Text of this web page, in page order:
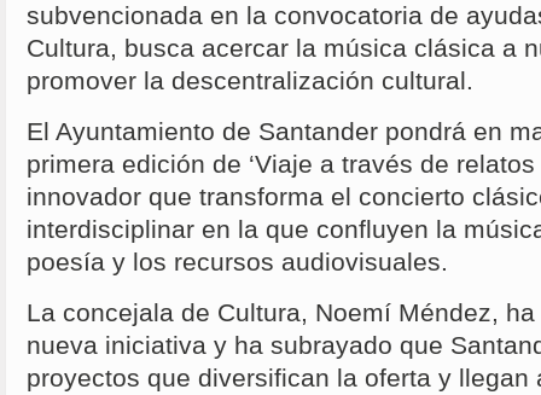
subvencionada en la convocatoria de
Cultura, busca acercar la música clásica a
promover la descentralización cultural.
El Ayuntamiento de Santander pondrá en
primera edición de ‘Viaje a través de
innovador que transforma el concierto
interdisciplinar en la que confluyen la
poesía y los recursos audiovisuales.
La concejala de Cultura, Noemí Méndez,
nueva iniciativa y ha subrayado que
proyectos que diversifican la oferta y llegan